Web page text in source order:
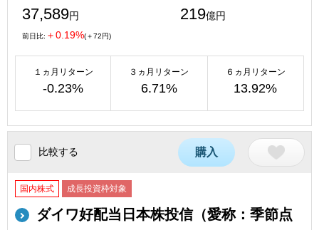
37,589円 219億円
前日比: ＋0.19%(＋72円)
１ヵ月リターン
-0.23%
３ヵ月リターン
6.71%
６ヵ月リターン
13.92%
比較する 購入
国内株式 成長投資枠対象
ダイワ好配当日本株投信（愛称：季節点